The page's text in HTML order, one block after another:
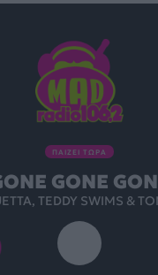
ΠΑΙΖΕΙ ΤΩΡΑ
GONE
TEDDY SWIMS &